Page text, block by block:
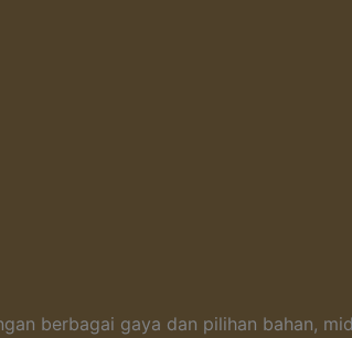
berbagai gaya dan pilihan bahan,